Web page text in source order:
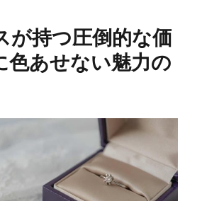
が持つ圧倒的な価
色あせない魅力の